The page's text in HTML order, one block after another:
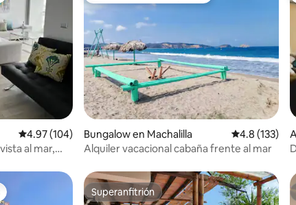
Calificación promedio: 4.97 de 5, 104 reseñas
4.97 (104)
al mar,
Bungalow en Machalilla Calificación
4.8 (133)
Alquiler vacacional cabaña frente al mar
Superanfitrión
Superanfitrión